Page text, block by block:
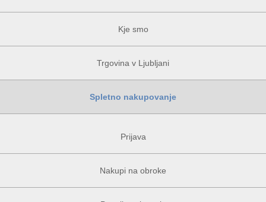
Kje smo
Trgovina v Ljubljani
Spletno nakupovanje
Prijava
Nakupi na obroke